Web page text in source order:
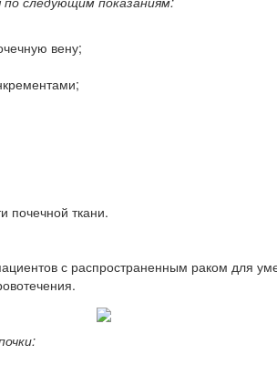
вену;
почечной ткани.
с распространенным раком для